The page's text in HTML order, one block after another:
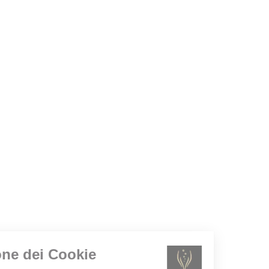
Gestione dei Cookie